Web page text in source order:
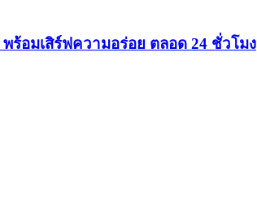
ร้อมเสิร์ฟความอร่อย ตลอด 24 ชั่วโมง